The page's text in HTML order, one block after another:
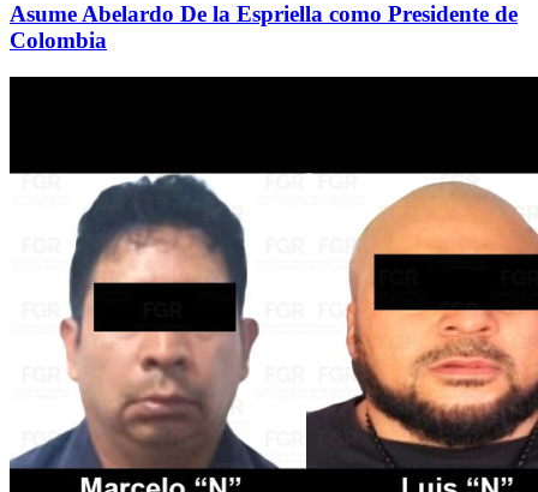
Asume Abelardo De la Espriella como Presidente de
Colombia